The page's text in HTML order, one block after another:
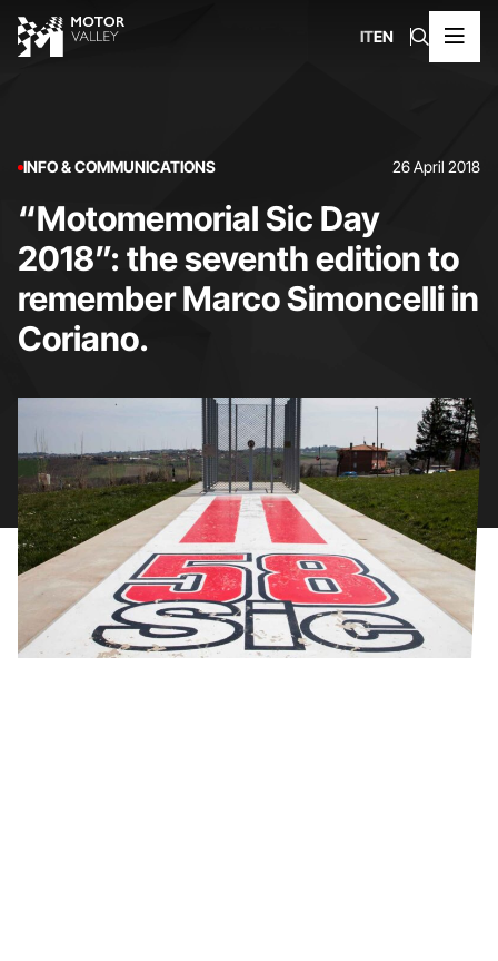
ITEN
INFO & COMMUNICATIONS 26 April 2018
“Motomemorial Sic Day
2018”: the seventh edition to
remember Marco Simoncelli in
Coriano.